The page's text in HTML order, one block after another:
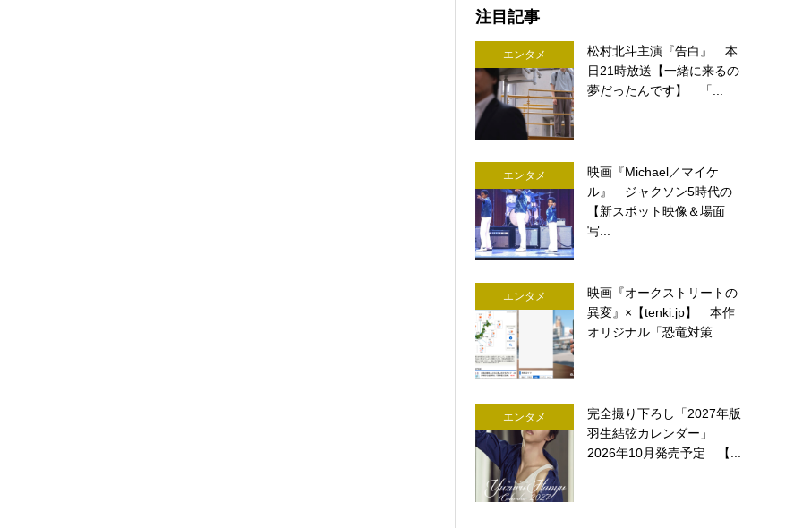
注目記事
エンタメ
松村北斗主演『告白』 本
日21時放送【一緒に来るの
夢だったんです】 「...
エンタメ
映画『Michael／マイケ
ル』 ジャクソン5時代の
【新スポット映像＆場面
写...
エンタメ
映画『オークストリートの
異変』×【tenki.jp】 本作
オリジナル「恐竜対策...
エンタメ
完全撮り下ろし「2027年版
羽生結弦カレンダー」
2026年10月発売予定 【...